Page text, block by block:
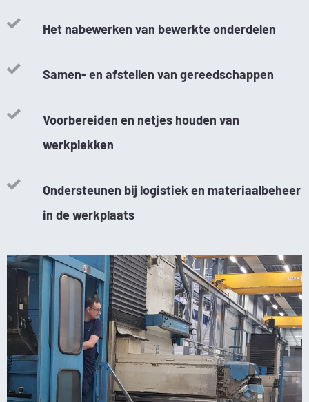
Het nabewerken van bewerkte onderdelen
Samen- en afstellen van gereedschappen
Voorbereiden en netjes houden van
werkplekken
Ondersteunen bij logistiek en materiaalbeheer
in de werkplaats